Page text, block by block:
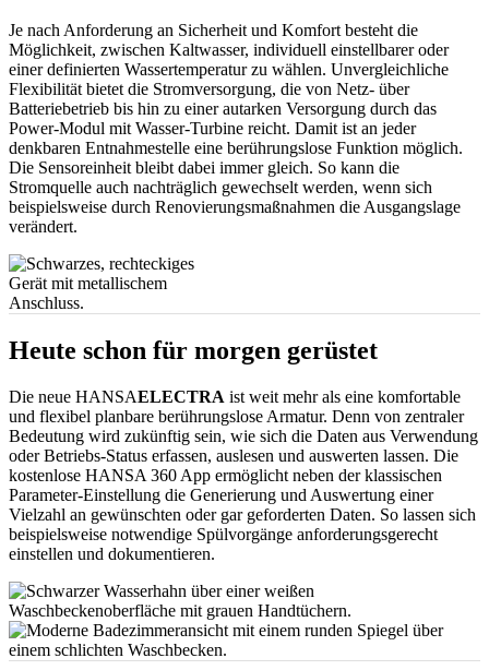
Je nach Anforderung an Sicherheit und Komfort besteht die
Möglichkeit, zwischen Kaltwasser, individuell einstellbarer oder
einer definierten Wassertemperatur zu wählen. Unvergleichliche
Flexibilität bietet die Stromversorgung, die von Netz- über
Batteriebetrieb bis hin zu einer autarken Versorgung durch das
Power-Modul mit Wasser-Turbine reicht. Damit ist an jeder
denkbaren Entnahmestelle eine berührungslose Funktion möglich.
Die Sensoreinheit bleibt dabei immer gleich. So kann die
Stromquelle auch nachträglich gewechselt werden, wenn sich
beispielsweise durch Renovierungsmaßnahmen die Ausgangslage
verändert.
Heute schon für morgen gerüstet
Die neue HANSAELECTRA ist weit mehr als eine komfortable
und flexibel planbare berührungslose Armatur. Denn von zentraler
Bedeutung wird zukünftig sein, wie sich die Daten aus Verwendung
oder Betriebs-Status erfassen, auslesen und auswerten lassen. Die
kostenlose HANSA 360 App ermöglicht neben der klassischen
Parameter-Einstellung die Generierung und Auswertung einer
Vielzahl an gewünschten oder gar geforderten Daten. So lassen sich
beispielsweise notwendige Spülvorgänge anforderungsgerecht
einstellen und dokumentieren.